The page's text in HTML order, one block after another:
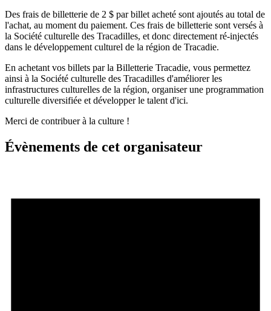
Des frais de billetterie de 2 $ par billet acheté sont ajoutés au total de
l'achat, au moment du paiement. Ces frais de billetterie sont versés à
la Société culturelle des Tracadilles, et donc directement ré-injectés
dans le développement culturel de la région de Tracadie.
En achetant vos billets par la Billetterie Tracadie, vous permettez
ainsi à la Société culturelle des Tracadilles d'améliorer les
infrastructures culturelles de la région, organiser une programmation
culturelle diversifiée et développer le talent d'ici.
Merci de contribuer à la culture !
Évènements de cet organisateur